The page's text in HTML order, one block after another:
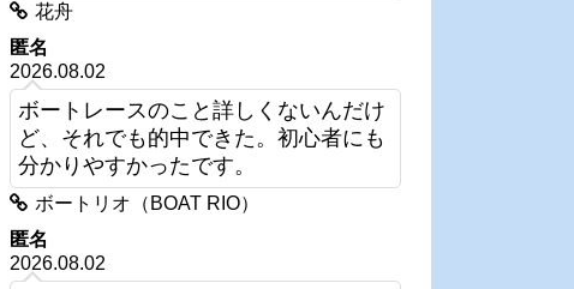
花舟
匿名
2026.08.02
ボートレースのこと詳しくないんだけ
ど、それでも的中できた。初心者にも
分かりやすかったです。
ボートリオ（BOAT RIO）
匿名
2026.08.02